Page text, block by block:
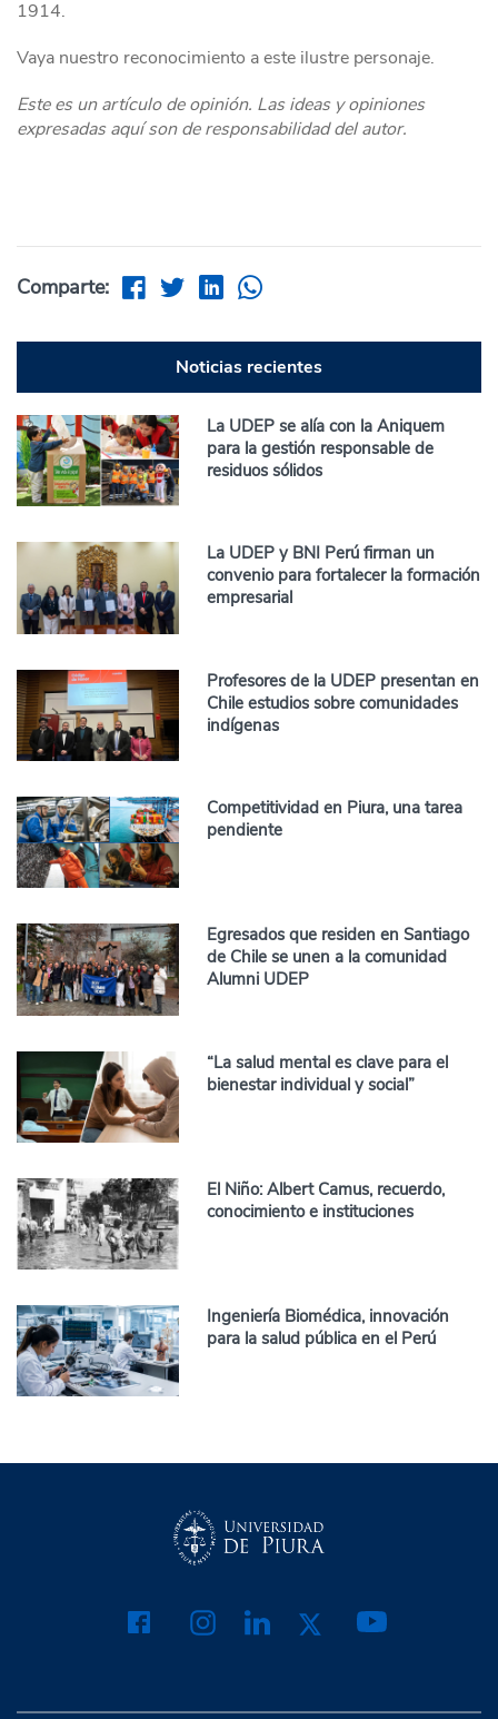
1914.
Vaya nuestro reconocimiento a este ilustre personaje.
Este es un artículo de opinión. Las ideas y opiniones
expresadas aquí son de responsabilidad del autor.
Comparte:
Noticias recientes
La UDEP se alía con la Aniquem
para la gestión responsable de
residuos sólidos
La UDEP y BNI Perú firman un
convenio para fortalecer la formación
empresarial
Profesores de la UDEP presentan en
Chile estudios sobre comunidades
indígenas
Competitividad en Piura, una tarea
pendiente
Egresados que residen en Santiago
de Chile se unen a la comunidad
Alumni UDEP
“La salud mental es clave para el
bienestar individual y social”
El Niño: Albert Camus, recuerdo,
conocimiento e instituciones
Ingeniería Biomédica, innovación
para la salud pública en el Perú